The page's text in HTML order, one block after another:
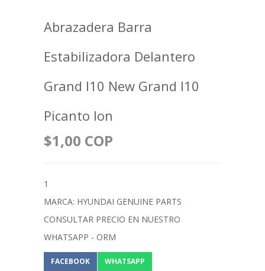
Abrazadera Barra
Estabilizadora Delantero
Grand I10 New Grand I10
Picanto Ion
$1,00 COP
1
MARCA: HYUNDAI GENUINE PARTS
CONSULTAR PRECIO EN NUESTRO
WHATSAPP - ORM
FACEBOOK WHATSAPP